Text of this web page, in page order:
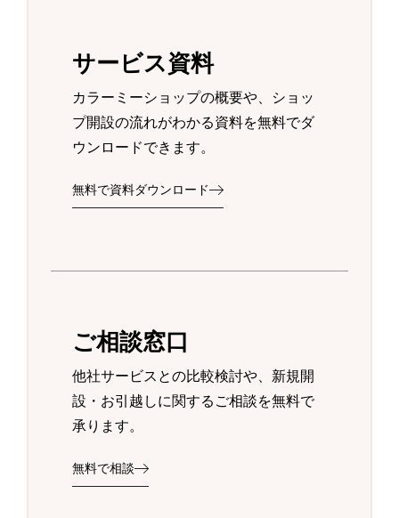
サービス資料
カラーミーショップの概要や、ショッ
プ開設の流れがわかる資料を無料でダ
ウンロードできます。
無料で資料ダウンロード
ご相談窓口
他社サービスとの比較検討や、新規開
設・お引越しに関するご相談を無料で
承ります。
無料で相談